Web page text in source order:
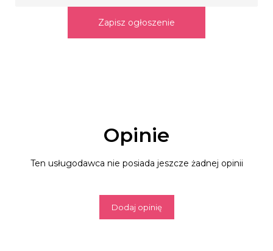
Zapisz ogłoszenie
Opinie
Ten usługodawca nie posiada jeszcze żadnej opinii
Dodaj opinię